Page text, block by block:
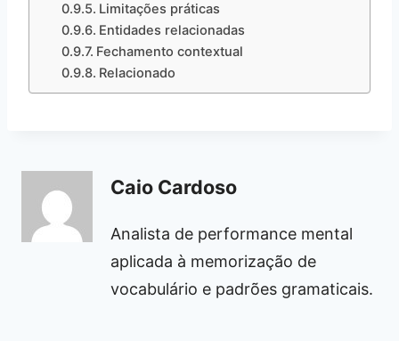
Limitações práticas
Entidades relacionadas
Fechamento contextual
Relacionado
Caio Cardoso
Analista de performance mental
aplicada à memorização de
vocabulário e padrões gramaticais.